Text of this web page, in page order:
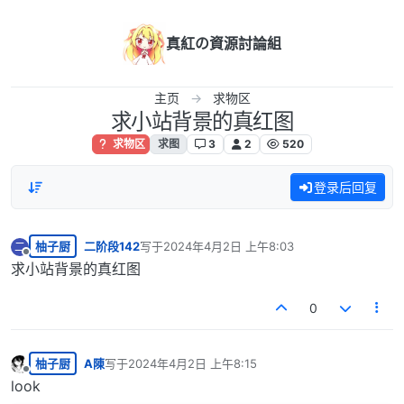
真紅の資源討論組
主页 求物区
求小站背景的真红图
求物区 求图 3 2 520
登录后回复
二
离线
柚子厨 二阶段142写于2024年4月2日 上午8:03
最后由 编辑
求小站背景的真红图
0
离线
柚子厨 A陳写于2024年4月2日 上午8:15
最后由 编辑
look